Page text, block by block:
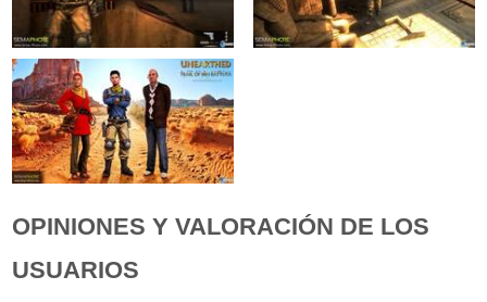
OPINIONES Y VALORACIÓN DE LOS
USUARIOS